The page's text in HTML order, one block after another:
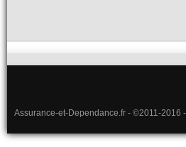
Assurance-et-Dependance.fr - ©2011-2016